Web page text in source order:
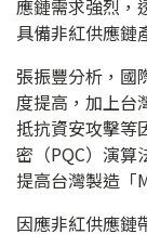
應鏈需求強烈，
具備非紅供應鏈
張振豐分析，國
度提高，加上台
抵抗資安攻擊等
密（PQC）演算
提高台灣製造「
因應非紅供應鏈